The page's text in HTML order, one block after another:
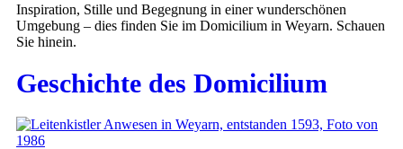
Inspiration, Stille und Begegnung in einer wunderschönen
Umgebung – dies finden Sie im Domicilium in Weyarn. Schauen
Sie hinein.
Geschichte des Domicilium